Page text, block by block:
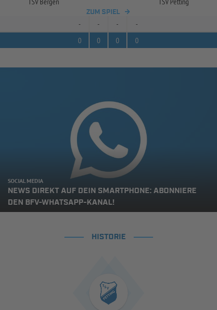
ZUM SPIEL
- - -
-
0
0 0 0
SOCIAL MEDIA
NEWS DIREKT AUF DEIN SMARTPHONE: ABONNIERE
DEN BFV-WHATSAPP-KANAL!
HISTORIE